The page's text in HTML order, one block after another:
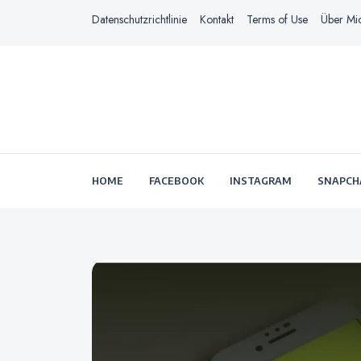
Datenschutzrichtlinie Kontakt Terms of Use Über
HOME FACEBOOK INSTAGRAM